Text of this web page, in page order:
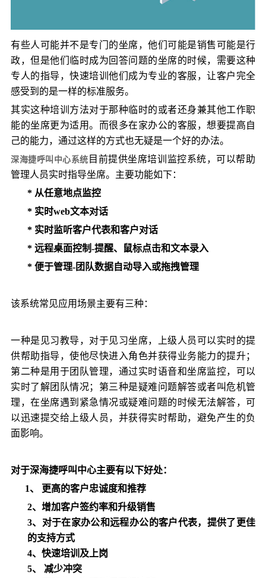
有些人可能并不是专门的坐席，他们可能是销售可能是行
政，但是他们临时成为回答问题的坐席的时候，需要这种
专人的指导，快速培训他们成为专业的客服，让客户完全
感受到的是一样的标准服务。
其实这种培训方法对于那种临时的或者还身兼其他工作职
能的坐席更为适用。而很多在家办公的客服，想要提高自
己的能力，通过这样的方式也无疑是一个好的办法。
深海捷呼叫中心系统 目前提供坐席培训监控系统，可以帮助
管理人员实时指导坐席。主要功能如下：
* 从任意地点监控
* 实时web文本对话
* 实时监听客户代表和客户对话
* 远程桌面控制-提醒、鼠标点击和文本录入
* 便于管理-团队数据自动导入或拖拽管理
该系统常见应用场景主要有三种：
一种是见习教导，对于见习坐席，上级人员可以实时的提
供帮助指导，使他尽快进入角色并获得业务能力的提升；
第二种是用于团队管理，通过实时语音和坐席监控，可以
实时了解团队情况；第三种是疑难问题解答或者叫危机管
理，在坐席遇到紧急情况或疑难问题的时候无法解答，可
以迅速提交给上级人员，并获得实时帮助，避免产生的负
面影响。
对于深海捷呼叫中心主要有以下好处：
1、
更高的客户忠诚度和推荐
2、增加客户签约率和升级销售
3、对于在家办公和远程办公的客户代表，提供了更佳
的支持方式
4、快速培训及上岗
5、
减少冲突